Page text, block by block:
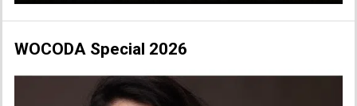
WOCODA Special 2026